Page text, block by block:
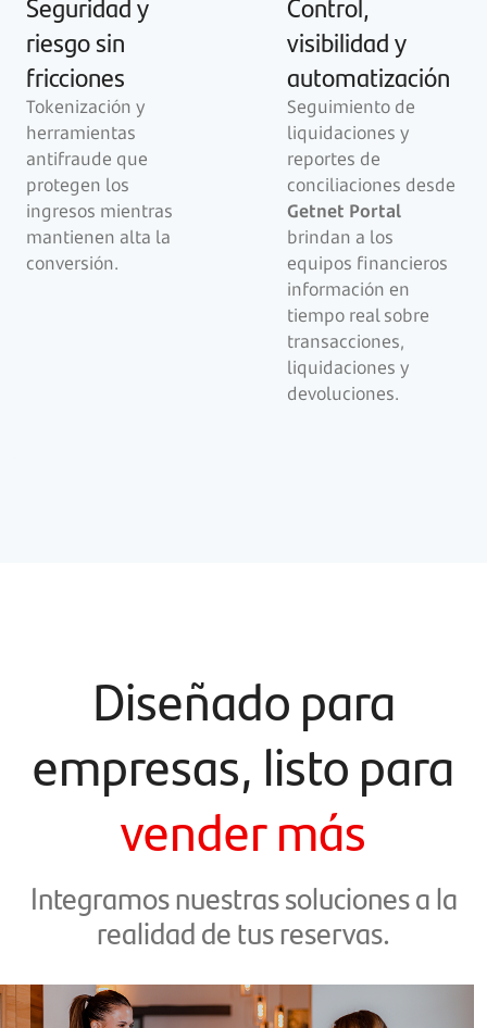
riesgo sin
fricciones
Tokenización y
herramientas
antifraude que
protegen los
ingresos mientras
mantienen alta la
conversión.
visibilidad y
automatización
Seguimiento de
liquidaciones y
reportes de
conciliaciones desde
Getnet Portal
brindan a los
equipos financieros
información en
tiempo real sobre
transacciones,
liquidaciones y
devoluciones.
Diseñado para
empresas, listo para
vender más
Integramos nuestras soluciones a la
realidad de tus reservas.